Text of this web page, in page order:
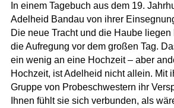
In einem Tagebuch aus dem 19.
Adelheid Bandau von ihrer
Die neue Tracht und die Haube liegen
die Aufregung vor dem großen Tag.
ein wenig an eine Hochzeit – aber
Hochzeit, ist Adelheid nicht allein. Mit
Gruppe von Probeschwestern ihr
Ihnen fühlt sie sich verbunden, als